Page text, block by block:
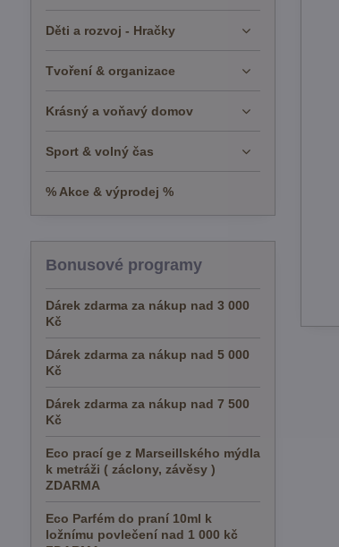
Děti a rozvoj - Hračky
Tvoření & organizace
Krásný a voňavý domov
Sport & volný čas
% Akce & výprodej %
Bonusové programy
Dárek zdarma za nákup nad 3 000
Kč
Dárek zdarma za nákup nad 5 000
Kč
Dárek zdarma za nákup nad 7 500
Kč
Eco prací ge z Marseillského mýdla
k metráži ( záclony, závěsy )
ZDARMA
Eco Parfém do praní 10ml k
ložnímu povlečení nad 1 000 kč